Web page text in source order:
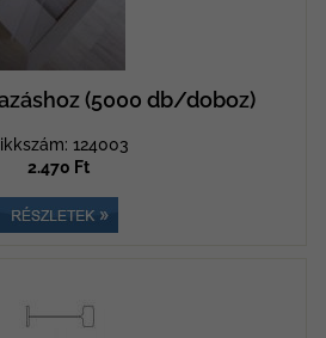
(5000 db/doboz)
124003
2.470 Ft